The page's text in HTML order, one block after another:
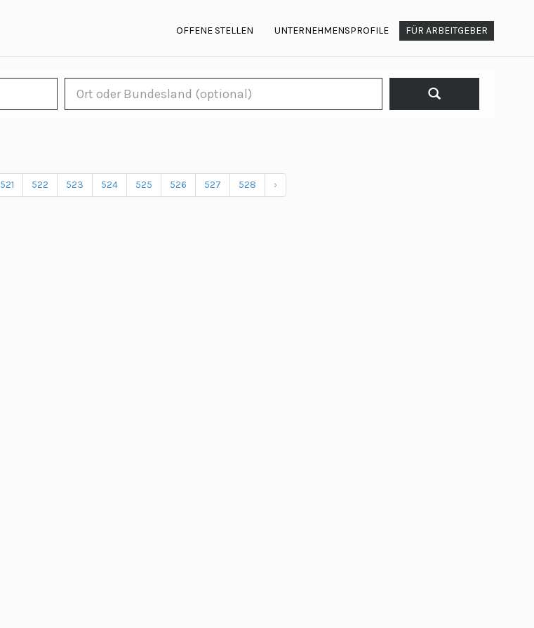
OFFENE STELLEN UNTERNEHMENSPROFILE FÜR ARBEITGEBER
521 522 523 524 525 526 527 528 ›